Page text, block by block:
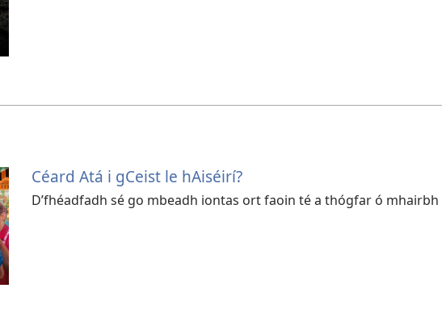
Céard Atá i gCeist le hAiséirí?
D’fhéadfadh sé go mbeadh iontas ort faoin té a thógfar ó mhairbh